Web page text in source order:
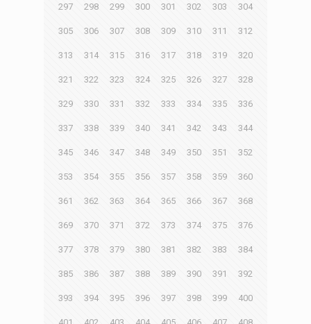
297 298 299 300 301 302 303 304
305 306 307 308 309 310 311 312
313 314 315 316 317 318 319 320
321 322 323 324 325 326 327 328
329 330 331 332 333 334 335 336
337 338 339 340 341 342 343 344
345 346 347 348 349 350 351 352
353 354 355 356 357 358 359 360
361 362 363 364 365 366 367 368
369 370 371 372 373 374 375 376
377 378 379 380 381 382 383 384
385 386 387 388 389 390 391 392
393 394 395 396 397 398 399 400